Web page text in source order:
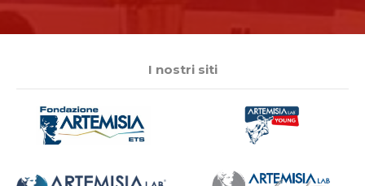
I nostri siti